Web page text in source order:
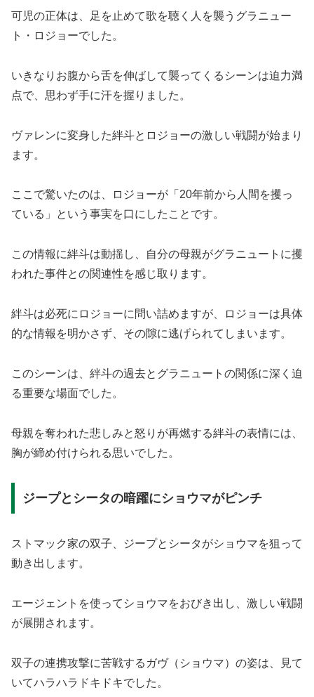
可児の正体は、足を止めて歌を聴く人を襲うグラニュー
ト・ロジョーでした。
いきなりお腹から舌を伸ばして襲ってくるシーンは迫力満
点で、思わず手に汗を握りました。
ヴァレンに変身した絆斗とロジョーの激しい戦闘が始まり
ます。
ここで驚いたのは、ロジョーが「20年前から人間を攫っ
ている」という事実を口にしたことです。
この情報に絆斗は動揺し、自分の母親がグラニュートに攫
われた事件との関連性を感じ取ります。
絆斗は必死にロジョーに問い詰めますが、ロジョーは具体
的な情報を明かさず、その隙に逃げられてしまいます。
このシーンは、絆斗の過去とグラニュートの関係に深く迫
る重要な場面でした。
母親を奪われた悲しみと怒りが再燃する絆斗の表情には、
胸が締め付けられる思いでした。
ジープとシータの暗躍にショウマがピンチ
ストマック家の双子、ジープとシータがショウマを狙って
動き出します。
エージェントを使ってショウマをおびき出し、激しい戦闘
が展開されます。
双子の連携攻撃に苦戦するガヴ（ショウマ）の姿は、見て
いてハラハラドキドキでした。